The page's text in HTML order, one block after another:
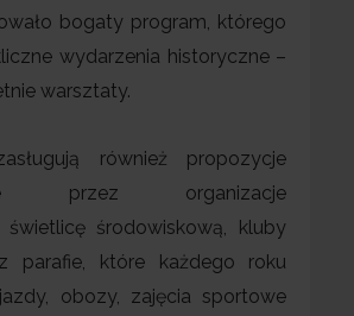
bogaty program, którego
wydarzenia historyczne –
warsztaty.
również propozycje
przez organizacje
świetlicę środowiskową, kluby
parafie, które każdego roku
obozy, zajęcia sportowe